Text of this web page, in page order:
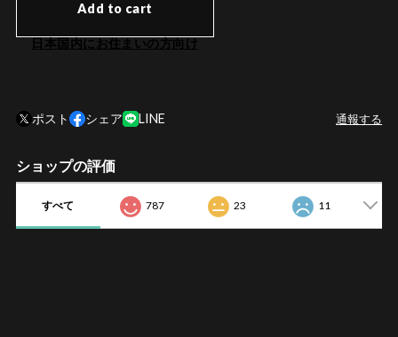
Add to cart
日本国内にお住まいの方向け
ポスト シェア LINE 通報する
ショップの評価
すべて 787 23 11